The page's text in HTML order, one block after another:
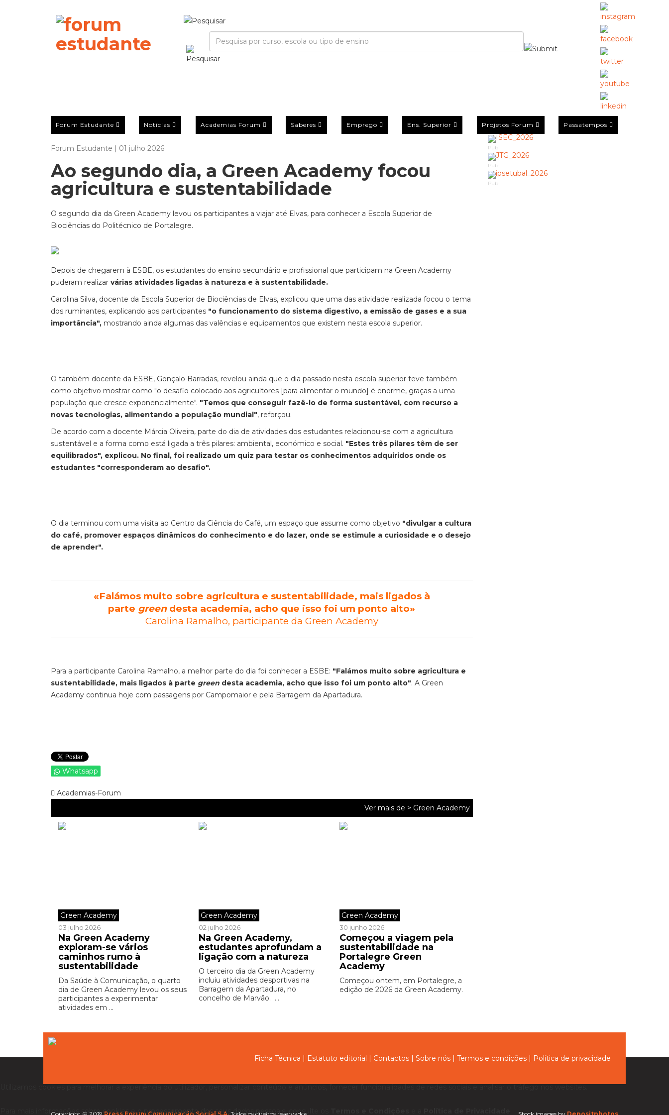
Forum Estudante Notícias Academias Forum Saberes Emprego Ens. Superior Projetos Forum Passatempos
Forum Estudante | 01 julho 2026
Ao segundo dia, a Green Academy focou
agricultura e sustentabilidade
O segundo dia da Green Academy levou os participantes a viajar até Elvas, para conhecer a Escola Superior de
Biociências do Politécnico de Portalegre.
Depois de chegarem à ESBE, os estudantes do ensino secundário e profissional que participam na Green Academy
puderam realizar várias atividades ligadas à natureza e à sustentabilidade.
Carolina Silva, docente da Escola Superior de Biociências de Elvas, explicou que uma das atividade realizada focou o tema
dos ruminantes, explicando aos participantes "o funcionamento do sistema digestivo, a emissão de gases e a sua
importância", mostrando ainda algumas das valências e equipamentos que existem nesta escola superior.
O também docente da ESBE, Gonçalo Barradas, revelou ainda que o dia passado nesta escola superior teve também
como objetivo mostrar como "o desafio colocado aos agricultores [para alimentar o mundo] é enorme, graças a uma
população que cresce exponencialmente". "Temos que conseguir fazê-lo de forma sustentável, com recurso a
novas tecnologias, alimentando a população mundial", reforçou.
De acordo com a docente Márcia Oliveira, parte do dia de atividades dos estudantes relacionou-se com a agricultura
sustentável e a forma como está ligada a três pilares: ambiental, económico e social. "Estes três pilares têm de ser
equilibrados", explicou. No final, foi realizado um quiz para testar os conhecimentos adquiridos onde os
estudantes "corresponderam ao desafio".
O dia terminou com uma visita ao Centro da Ciência do Café, um espaço que assume como objetivo "divulgar a cultura
do café, promover espaços dinâmicos do conhecimento e do lazer, onde se estimule a curiosidade e o desejo
de aprender".
«Falámos muito sobre agricultura e sustentabilidade, mais ligados à
parte green desta academia, acho que isso foi um ponto alto»
Carolina Ramalho, participante da Green Academy
Para a participante Carolina Ramalho, a melhor parte do dia foi conhecer a ESBE: "Falámos muito sobre agricultura e
sustentabilidade, mais ligados à parte green desta academia, acho que isso foi um ponto alto". A Green
Academy continua hoje com passagens por Campomaior e pela Barragem da Apartadura.
Whatsapp
Academias-Forum
Ver mais de > Green Academy
Green Academy
03 julho 2026
Na Green Academy
exploram-se vários
caminhos rumo à
sustentabilidade
Da Saúde à Comunicação, o quarto
dia de Green Academy levou os seus
participantes a experimentar
atividades em ...
Green Academy
02 julho 2026
Na Green Academy,
estudantes aprofundam a
ligação com a natureza
O terceiro dia da Green Academy
incluiu atividades desportivas na
Barragem da Apartadura, no
concelho de Marvão. ...
Green Academy
30 junho 2026
Começou a viagem pela
sustentabilidade na
Portalegre Green
Academy
Começou ontem, em Portalegre, a
edição de 2026 da Green Academy.
Pub
Pub
Pub
Ficha Técnica | Estatuto editorial | Contactos | Sobre nós | Termos e condições | Política de privacidade
Utilizamos cookies para melhorar a experiência do utilizador, personalizar conteúdo e anúncios, fornecer funcionalidades de redes sociais e analisar o tráfego nos websites.
Para mais informações sobre cookies e o processamento dos seus dados pessoais, consulte os